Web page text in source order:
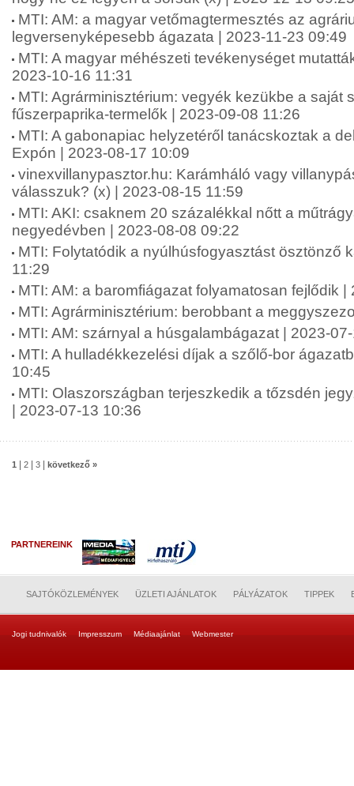
MTI: AM: a magyar vetőmagtermesztés az
legversenyképesebb ágazata | 2023-11-23 09:49
MTI: A magyar méhészeti tevékenységet
2023-10-16 11:31
MTI: Agrárminisztérium: vegyék kezükbe a saját
fűszerpaprika-termelők | 2023-09-08 11:26
MTI: A gabonapiac helyzetéről tanácskoztak a
Expón | 2023-08-17 10:09
vinexvillanypasztor.hu: Karámháló vagy
válasszuk? (x) | 2023-08-15 11:59
MTI: AKI: csaknem 20 százalékkal nőtt a
negyedévben | 2023-08-08 09:22
MTI: Folytatódik a nyúlhúsfogyasztást ösztönző
11:29
MTI: AM: a baromfiágazat folyamatosan fejlődik |
MTI: Agrárminisztérium: berobbant a
MTI: AM: szárnyal a húsgalambágazat | 2023-
MTI: A hulladékkezelési díjak a szőlő-bor
10:45
MTI: Olaszországban terjeszkedik a tőzsdén
| 2023-07-13 10:36
1 2 3 következő »
PARTNEREINK
SAJTÓKÖZLEMÉNYEK ÜZLETI AJÁNLATOK PÁLYÁZATOK TIPPEK
Jogi tudnivalók Impresszum Médiaajánlat Webmester